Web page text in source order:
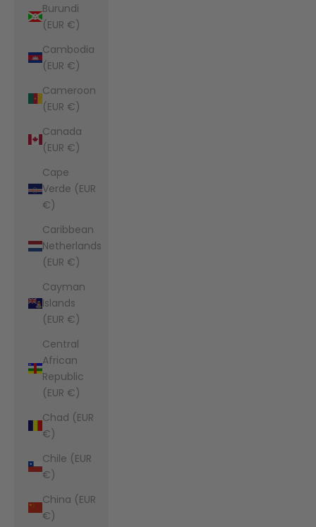
Burundi
(EUR €)
Cambodia
(EUR €)
Cameroon
(EUR €)
Canada
(EUR €)
Cape
Verde (EUR
€)
Caribbean
Netherlands
(EUR €)
Cayman
Islands
(EUR €)
Central
African
Republic
(EUR €)
Chad (EUR
€)
Chile (EUR
€)
China (EUR
€)